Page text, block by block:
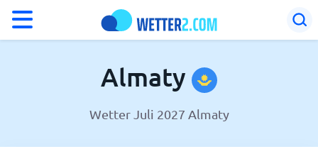
Wetter in Almaty
Almaty
Wetter Juli 2027 Almaty